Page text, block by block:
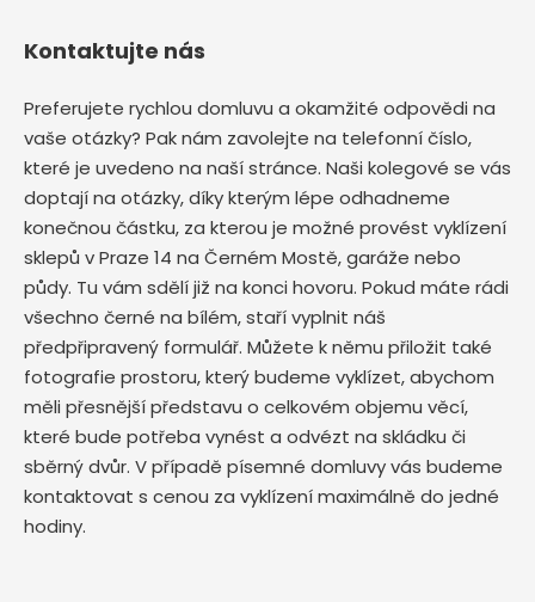
Kontaktujte nás
Preferujete rychlou domluvu a okamžité odpovědi na
vaše otázky? Pak nám zavolejte na telefonní číslo,
které je uvedeno na naší stránce. Naši kolegové se vás
doptají na otázky, díky kterým lépe odhadneme
konečnou částku, za kterou je možné provést vyklízení
sklepů v Praze 14 na Černém Mostě, garáže nebo
půdy. Tu vám sdělí již na konci hovoru. Pokud máte rádi
všechno černé na bílém, staří vyplnit náš
předpřipravený formulář. Můžete k němu přiložit také
fotografie prostoru, který budeme vyklízet, abychom
měli přesnější představu o celkovém objemu věcí,
které bude potřeba vynést a odvézt na skládku či
sběrný dvůr. V případě písemné domluvy vás budeme
kontaktovat s cenou za vyklízení maximálně do jedné
hodiny.